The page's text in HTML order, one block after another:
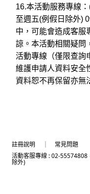
16.本活動服務專線
至週五(例假日除外)
中，可能會造成客服
諒。本活動相關疑問
活動專線（僅限查詢
維護申請人資料安全
資料恕不再保留亦無
註冊說明
常見問題
活動客服專線 : 02-55574808
除外)